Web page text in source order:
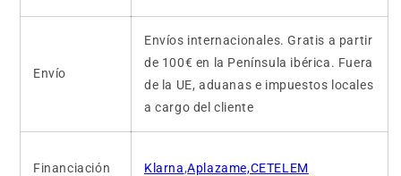
Envío
Envíos internacionales. Gratis a partir
de 100€ en la Península ibérica. Fuera
de la UE, aduanas e impuestos locales
a cargo del cliente
Financiación Klarna,Aplazame,CETELEM